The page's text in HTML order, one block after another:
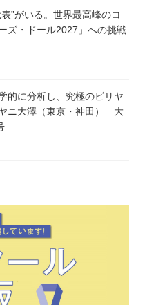
”がいる。世界最高峰のコ
ズ・ドール2027」への挑戦
的に分析し、究極のビリヤ
ニ大澤（東京・神田） 大